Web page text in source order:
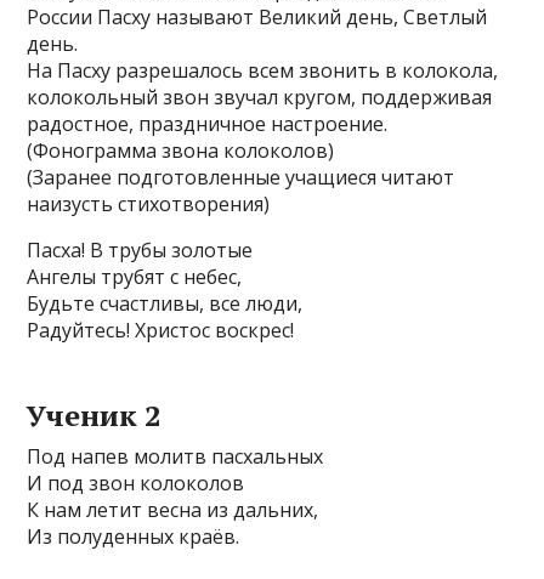
России Пасху называют Великий день, Светлый
день.
На Пасху разрешалось всем звонить в колокола,
колокольный звон звучал кругом, поддерживая
радостное, праздничное настроение.
(Фонограмма звона колоколов)
(Заранее подготовленные учащиеся читают
наизусть стихотворения)
Пасха! В трубы золотые
Ангелы трубят с небес,
Будьте счастливы, все люди,
Радуйтесь! Христос воскрес!
Ученик 2
Под напев молитв пасхальных
И под звон колоколов
К нам летит весна из дальних,
Из полуденных краёв.